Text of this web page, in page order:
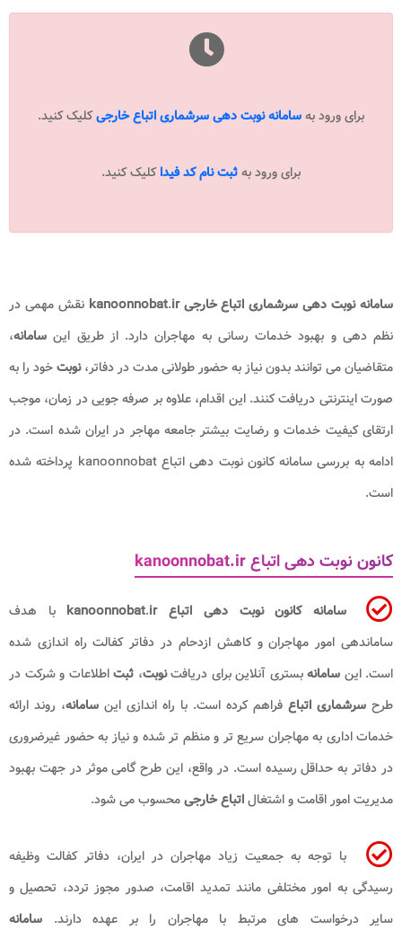
برای ورود بهسامانه نوبت دهی سرشماری اتباع خارجیکلیک کنید.
برای ورود بهثبت نام کد فیداکلیک کنید.
سامانه نوبت دهی سرشماری اتباع خارجی kanoonnobat.ir
نقش مهمی در
نظم دهی و بهبود خدمات رسانی به مهاجران دارد. از طریق این سامانه،
متقاضیان می توانند بدون نیاز به حضور طولانی مدت در دفاتر،نوبتخود را به
صورت اینترنتی دریافت کنند. این اقدام، علاوه بر صرفه جویی در زمان، موجب
ارتقای کیفیت خدمات و رضایت بیشتر جامعه مهاجر در ایران شده است. در
ادامه به بررسی سامانه کانون نوبت دهی اتباع kanoonnobat پرداخته شده
است.
کانون نوبت دهی اتباع kanoonnobat.ir
سامانه کانون نوبت دهی اتباع kanoonnobat .ir
با هدف
ساماندهی امور مهاجران و کاهش ازدحام در دفاتر کفالت راه اندازی شده
است. این سامانهبستری آنلاین برای دریافتنوبت، ثبتاطلاعات و شرکت در
طرح سرشماری اتباع فراهم کرده است. با راه اندازی این سامانه، روند ارائه
خدمات اداری به مهاجران سریع تر و منظم تر شده و نیاز به حضور غیرضروری
در دفاتر به حداقل رسیده است. در واقع، این طرح گامی موثر در جهت بهبود
مدیریت امور اقامت و اشتغالاتباع خارجیمحسوب می شود.
با توجه به جمعیت زیاد مهاجران در ایران، دفاتر کفالت وظیفه
رسیدگی به امور مختلفی مانند تمدید اقامت، صدور مجوز تردد، تحصیل و
سایر درخواست های مرتبط با مهاجران را بر عهده دارند. سامانه